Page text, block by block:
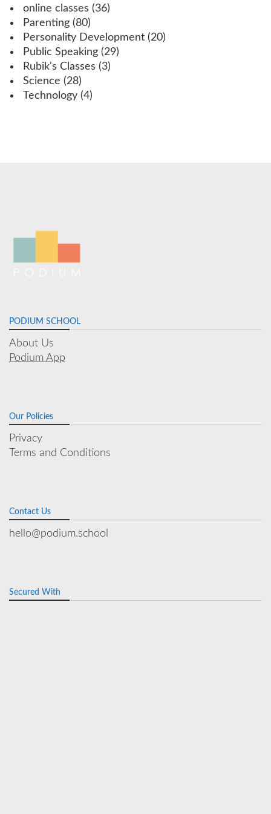
online classes (36)
Parenting (80)
Personality Development (20)
Public Speaking (29)
Rubik's Classes (3)
Science (28)
Technology (4)
PODIUM SCHOOL
About Us
Podium App
Our Policies
Privacy
Terms and Conditions
Contact Us
hello@podium.school
Secured With